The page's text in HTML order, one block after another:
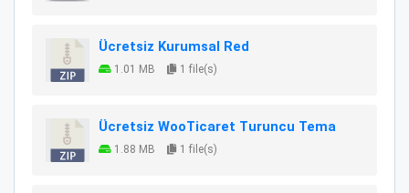
Ücretsiz Kurumsal Red
1.01 MB 1 file(s)
Ücretsiz WooTicaret Turuncu Tema
1.88 MB 1 file(s)